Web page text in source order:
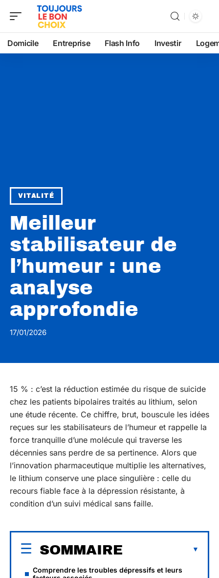
Domicile Entreprise Flash Info Investir
VITALITÉ
Meilleur
stabilisateur de
l’humeur : une
analyse
approfondie
17/01/2026
15 % : c’est la réduction estimée du risque de suicide
chez les patients bipolaires traités au lithium, selon
une étude récente. Ce chiffre, brut, bouscule les idées
reçues sur les stabilisateurs de l’humeur et rappelle la
force tranquille d’une molécule qui traverse les
décennies sans perdre de sa pertinence. Alors que
l’innovation pharmaceutique multiplie les alternatives,
le lithium conserve une place singulière : celle du
recours fiable face à la dépression résistante, à
condition d’un suivi médical sans faille.
SOMMAIRE
Comprendre les troubles dépressifs et leurs